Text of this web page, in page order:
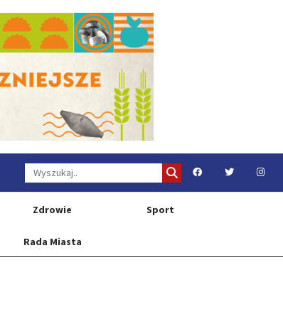
Zdrowie Sport
Rada Miasta